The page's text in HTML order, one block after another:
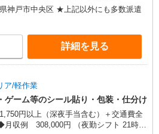
（日勤シフト10時〜19時 週5日勤務の
給1,400円×8h×22日勤務
神戸市中央区 ★上記以外にも多数派遣
詳細を見る
ア/軽作業
ゲーム等のシール貼り・包装・仕分け
円以上（深夜手当含む）＋交通費全